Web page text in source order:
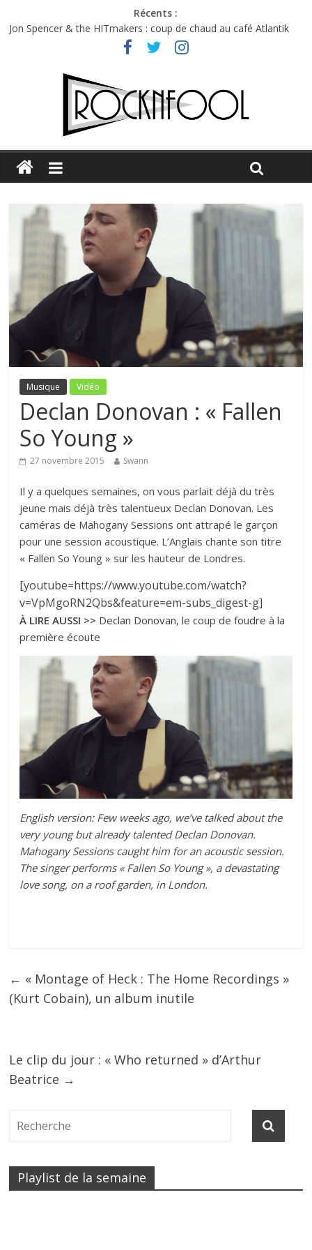
Récents :
Jon Spencer & the HITmakers : coup de chaud au café Atlantik
Hellfest 2026 vendredi : température et émotions en hausse
Hellfest 2026 jeudi : impossible de choisir entre chaleur et bonne
Première édition du Midgard Festival : entre bière, métal et
Charlie Puth à l’Olympia : la leçon de pop du Professeur Puth
Musique Vidéo
Declan Donovan : « Fallen
So Young »
27 novembre 2015 Swann
Il y a quelques semaines, on vous parlait déjà du très
jeune mais déjà très talentueux Declan Donovan. Les
caméras de Mahogany Sessions ont attrapé le garçon
pour une session acoustique. L’Anglais chante son titre
« Fallen So Young » sur les hauteur de Londres.
[youtube=https://www.youtube.com/watch?
v=VpMgoRN2Qbs&feature=em-subs_digest-g]
À LIRE AUSSI >> Declan Donovan, le coup de foudre à la
première écoute
English version: Few weeks ago, we’ve talked about the
very young but already talented Declan Donovan.
Mahogany Sessions caught him for an acoustic session.
The singer performs « Fallen So Young », a devastating
love song, on a roof garden, in London.
← « Montage of Heck : The Home Recordings »
(Kurt Cobain), un album inutile
Le clip du jour : « Who returned » d’Arthur
Beatrice →
Playlist de la semaine